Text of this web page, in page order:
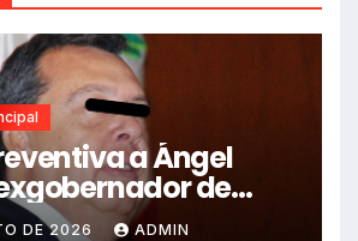
a Ángel
de
por caso Ayotzinapa
DE 2026 ADMIN